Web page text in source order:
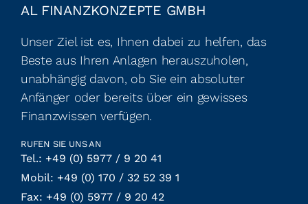
AL FINANZKONZEPTE GMBH
Unser Ziel ist es, Ihnen dabei zu helfen, das
Beste aus Ihren Anlagen herauszuholen,
unabhängig davon, ob Sie ein absoluter
Anfänger oder bereits über ein gewisses
Finanzwissen verfügen.
RUFEN SIE UNS AN
Tel.: +49 (0) 5977 / 9 20 41
Mobil: +49 (0) 170 / 32 52 39 1
Fax: +49 (0) 5977 / 9 20 42